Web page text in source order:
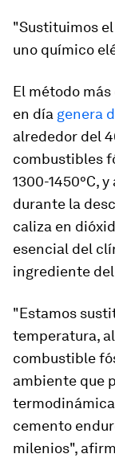
"Sustituimos
uno químico
El método
en día genera
alrededor del
combustibles
1300-1450°C,
durante la
caliza en
esencial del
ingrediente
"Estamos
temperatura,
combustible
ambiente que
cemento
milenios",